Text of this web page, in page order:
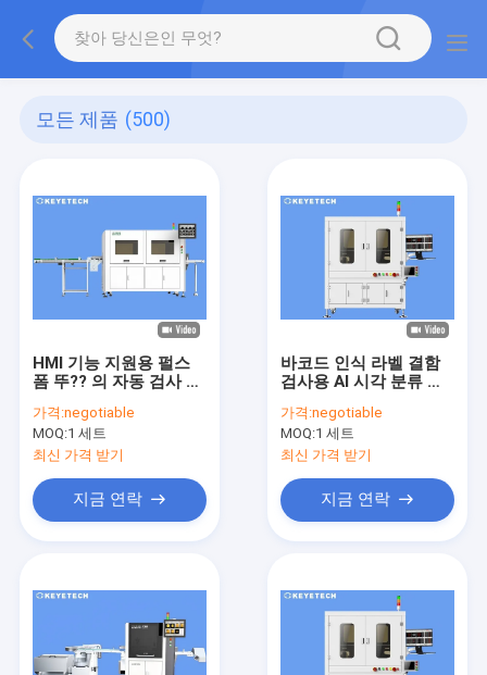
모든 제품 (500)
HMI 기능 지원용 펄스
폼 뚜?? 의 자동 검사 기
가격:negotiable
MOQ:1 세트
최신 가격 받기
지금 연락
바코드 인식 라벨 결함
검사용 AI 시각 분류 시
가격:negotiable
MOQ:1 세트
최신 가격 받기
지금 연락